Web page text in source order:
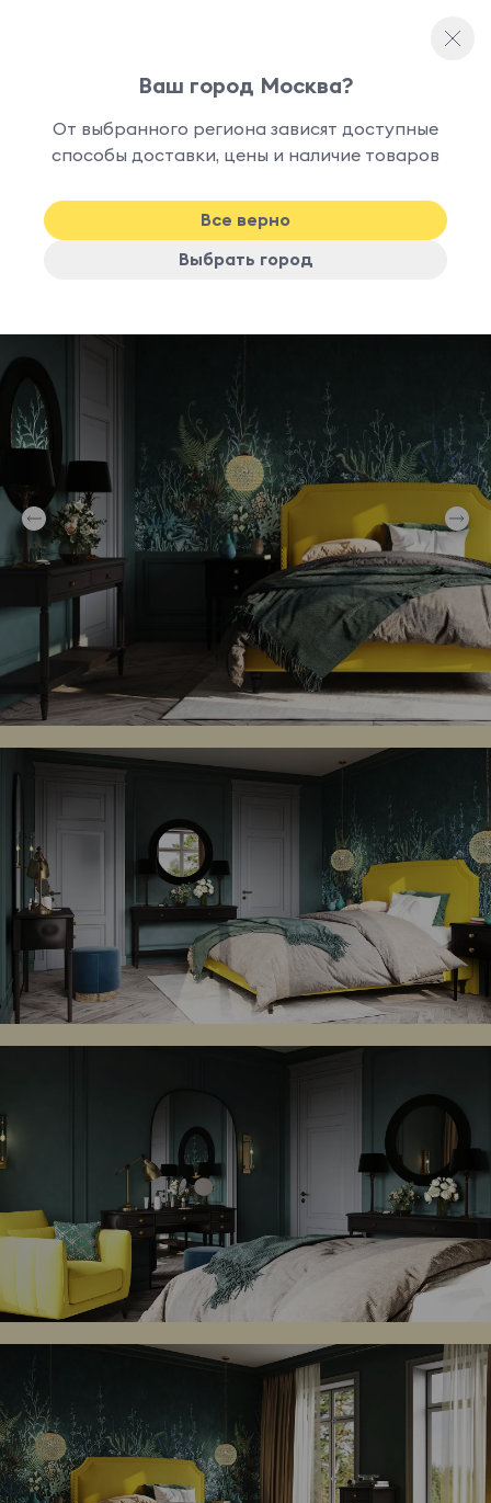
Спальня Ruan
Квартира Спальня Кухня Офис
Детская Молодежная
Ваш город Москва?
От выбранного региона зависят доступные
способы доставки, цены и наличие товаров
Все верно
Выбрать город